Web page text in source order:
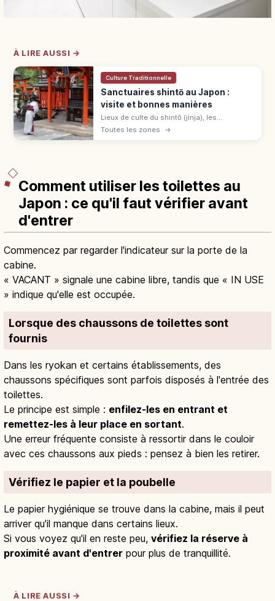
À LIRE AUSSI →
Culture Traditionnelle
Sanctuaires shintō au Japon :
visite et bonnes manières
Lieux de culte du shintō (jinja), les
sanctuaires japonais sont environ 80 000
Toutes les zones →
Comment utiliser les toilettes au
Japon : ce qu'il faut vérifier avant
d'entrer
Commencez par regarder l'indicateur sur la porte de la
cabine.
« VACANT » signale une cabine libre, tandis que « IN USE
» indique qu'elle est occupée.
Lorsque des chaussons de toilettes sont
fournis
Dans les ryokan et certains établissements, des
chaussons spécifiques sont parfois disposés à l'entrée des
toilettes.
Le principe est simple : enfilez-les en entrant et
remettez-les à leur place en sortant.
Une erreur fréquente consiste à ressortir dans le couloir
avec ces chaussons aux pieds : pensez à bien les retirer.
Vérifiez le papier et la poubelle
Le papier hygiénique se trouve dans la cabine, mais il peut
arriver qu'il manque dans certains lieux.
Si vous voyez qu'il en reste peu, vérifiez la réserve à
proximité avant d'entrer pour plus de tranquillité.
À LIRE AUSSI →